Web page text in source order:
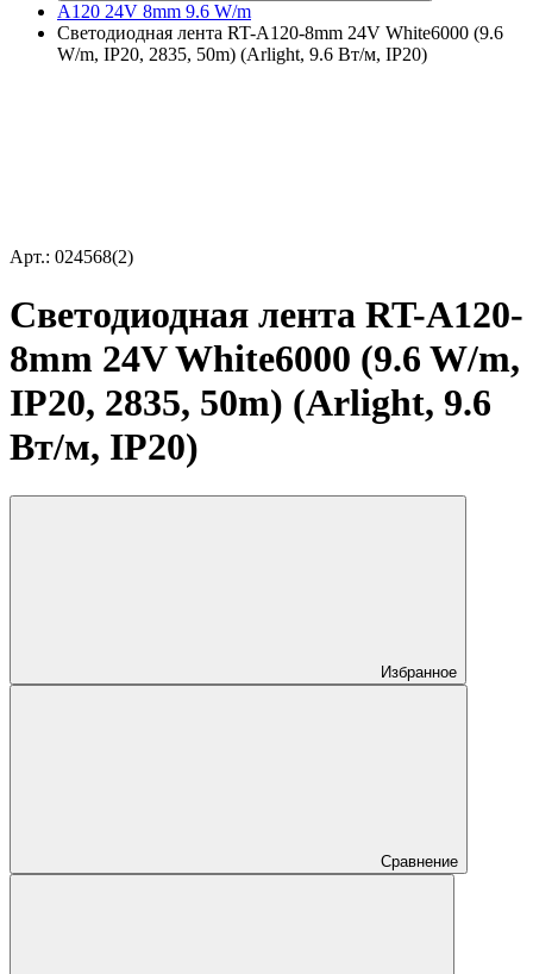
A120 24V 8mm 9.6 W/m
Светодиодная лента RT-A120-8mm 24V White6000 (9.6
W/m, IP20, 2835, 50m) (Arlight, 9.6 Вт/м, IP20)
Арт.: 024568(2)
Светодиодная лента RT-A120-
8mm 24V White6000 (9.6 W/m,
IP20, 2835, 50m) (Arlight, 9.6
Вт/м, IP20)
Избранное
Сравнение